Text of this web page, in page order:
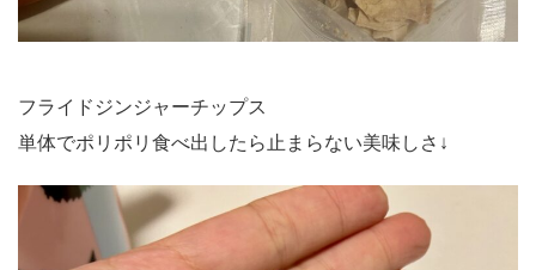
フライドジンジャーチップス
単体でポリポリ食べ出したら止まらない美味しさ↓